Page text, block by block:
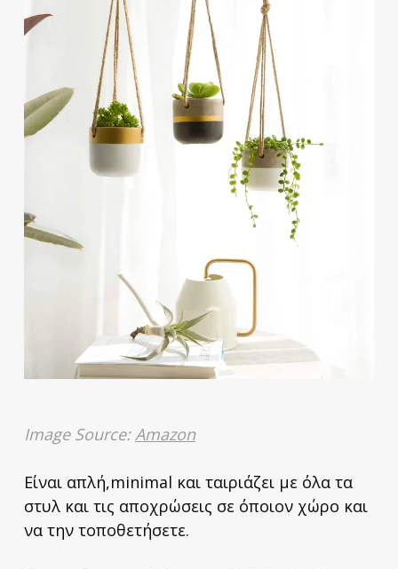
Image Source:Amazon
Είναι απλή,minimal και ταιριάζει με όλα τα
στυλ και τις αποχρώσεις σε όποιον χώρο και
να την τοποθετήσετε.